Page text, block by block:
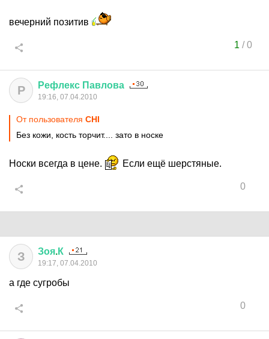
вечерний позитив
1 /0
Р Рефлекс Павлова
19:16, 07.04.2010
От пользователя CНI
Без кожи, кость торчит.... зато в носке
Носки всегда в цене. Если ещё шерстяные.
0
З Зоя.К
19:17, 07.04.2010
а где сугробы
0